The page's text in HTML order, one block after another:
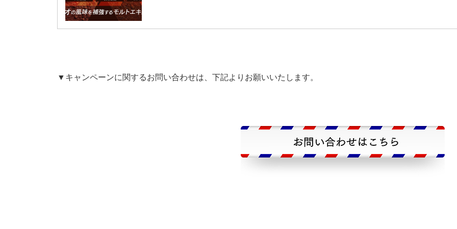
▼キャンペーンに関するお問い合わせは、下記よりお願いいたします。